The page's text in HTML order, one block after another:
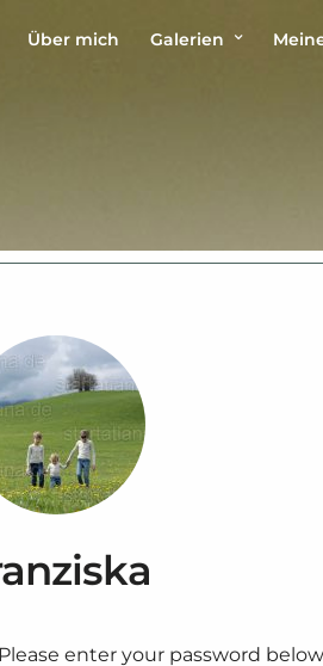
Über mich Galerien
enter your password below